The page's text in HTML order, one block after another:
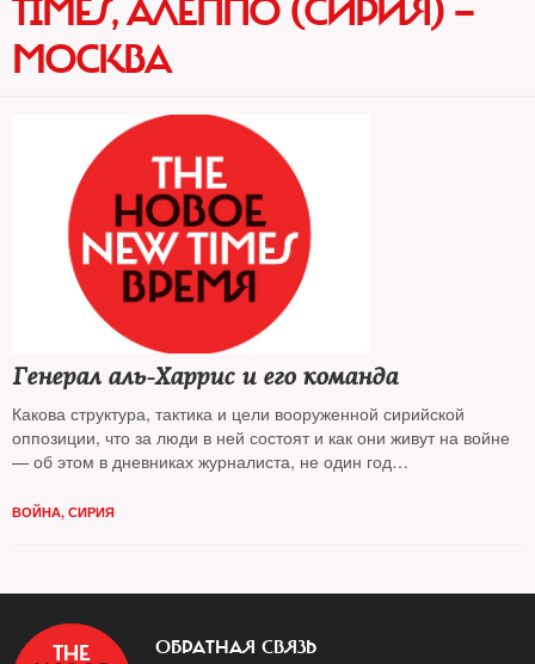
TIMES, АЛЕППО (СИРИЯ) —
МОСКВА
Генерал аль-Харрис и его команда
Какова структура, тактика и цели вооруженной сирийской
оппозиции, что за люди в ней состоят и как они живут на войне
— об этом в дневниках журналиста, не один год
ВОЙНА, СИРИЯ
ОБРАТНАЯ СВЯЗЬ